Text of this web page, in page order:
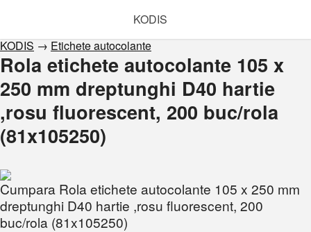
KODIS
KODIS → Etichete autocolante
Rola etichete autocolante 105 x
250 mm dreptunghi D40 hartie
,rosu fluorescent, 200 buc/rola
(81x105250)
Cumpara Rola etichete autocolante 105 x 250 mm
dreptunghi D40 hartie ,rosu fluorescent, 200
buc/rola (81x105250)